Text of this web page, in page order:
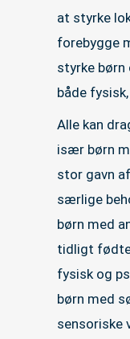
at styrke
forebygge
styrke børn
både
Alle kan
især børn
stor gavn
særlige
børn med
tidligt
fysisk og
børn med
sensoriske